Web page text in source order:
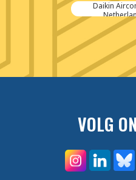
Daikin
VOLG